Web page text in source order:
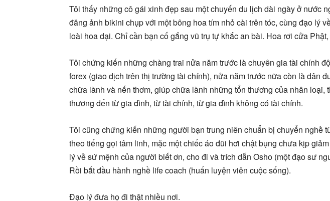
Tôi thấy những cô gái xinh đẹp sau một chuyến du lịch dài ngày ở nước
đăng ảnh bikini chụp với một bông hoa tím nhỏ cài trên tóc, cùng đạo lý
loài hoa dại. Chỉ cần bạn cố gắng vũ trụ tự khắc an bài. Hoa rơi cửa
Tôi chứng kiến những chàng trai nửa năm trước là chuyên gia tài chính
forex (giao dịch trên thị trường tài chính), nửa năm trước nữa còn là dân
chữa lành và nến thơm, giúp chữa lành những tổn thương của nhân loại,
thương đến từ gia đình, từ tài chính, từ gia đình không có tài chính.
Tôi cũng chứng kiến những người bạn trung niên chuẩn bị chuyển nghề
theo tiếng gọi tâm linh, mặc một chiếc áo đũi hơi chật bụng chưa kịp
lý về sứ mệnh của người biết ơn, cho đi và trích dẫn Osho (một đạo sư
Rồi bắt đầu hành nghề life coach (huấn luyện viên cuộc sống).
Đạo lý đưa họ đi thật nhiều nơi.